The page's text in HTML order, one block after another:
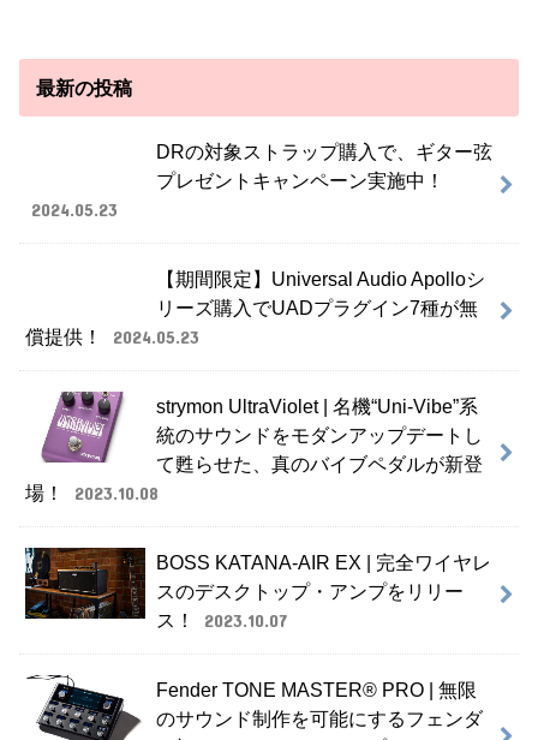
最新の投稿
DRの対象ストラップ購入で、ギター弦
プレゼントキャンペーン実施中！
2024.05.23
【期間限定】Universal Audio Apolloシ
リーズ購入でUADプラグイン7種が無
償提供！
2024.05.23
strymon UltraViolet | 名機“Uni-Vibe”系
統のサウンドをモダンアップデートし
て甦らせた、真のバイブペダルが新登
場！
2023.10.08
BOSS KATANA-AIR EX | 完全ワイヤレ
スのデスクトップ・アンプをリリー
ス！
2023.10.07
Fender TONE MASTER® PRO | 無限
のサウンド制作を可能にするフェンダ